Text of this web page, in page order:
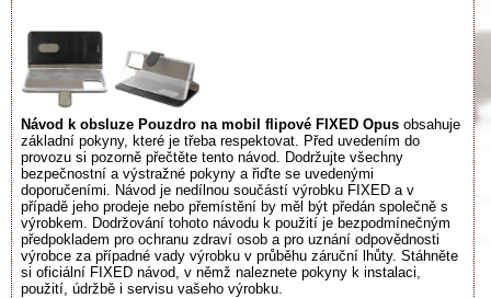
Návod k obsluze Pouzdro na mobil flipové FIXED Opus obsahuje
základní pokyny, které je třeba respektovat. Před uvedením do
provozu si pozorně přečtěte tento návod. Dodržujte všechny
bezpečnostní a výstražné pokyny a řiďte se uvedenými
doporučeními. Návod je nedílnou součástí výrobku FIXED a v
případě jeho prodeje nebo přemístění by měl být předán společně s
výrobkem. Dodržování tohoto návodu k použití je bezpodmínečným
předpokladem pro ochranu zdraví osob a pro uznání odpovědnosti
výrobce za případné vady výrobku v průběhu záruční lhůty. Stáhněte
si oficiální FIXED návod, v němž naleznete pokyny k instalaci,
použití, údržbě i servisu vašeho výrobku.